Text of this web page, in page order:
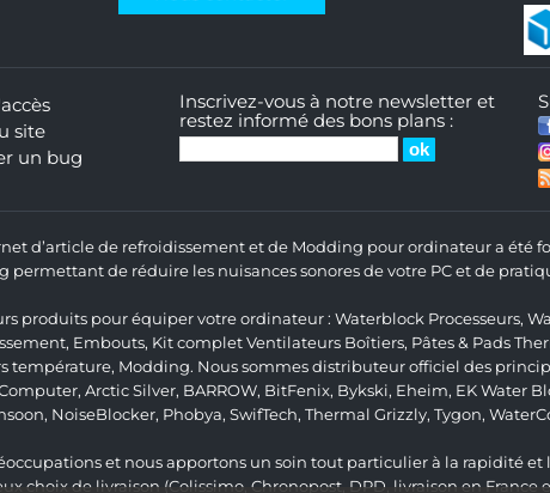
site
un bug
Inscrivez-vous à notre newsletter et
restez informé des bons plans :
d’article de refroidissement et de Modding pour ordinateur a été
de réduire les nuisances sonores de votre PC et de
produits pour équiper votre ordinateur : Waterblock Processeurs,
, Embouts, Kit complet Ventilateurs Boîtiers, Pâtes & Pads
température, Modding. Nous sommes distributeur officiel des
, Arctic Silver, BARROW, BitFenix, Bykski, Eheim, EK Water
, NoiseBlocker, Phobya, SwifTech, Thermal Grizzly, Tygon,
et nous apportons un soin tout particulier à la rapidité et
choix de livraison (Colissimo, Chronopost, DPD, livraison en